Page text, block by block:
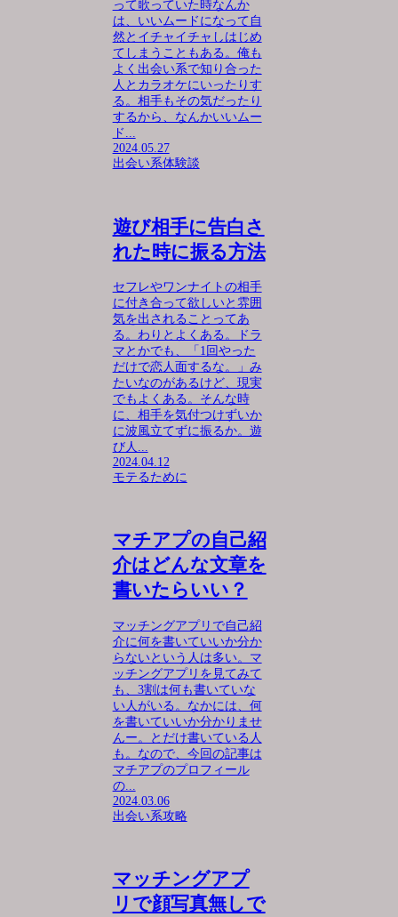
って歌っていた時なんか
は、いいムードになって自
然とイチャイチャしはじめ
てしまうこともある。俺も
よく出会い系で知り合った
人とカラオケにいったりす
る。相手もその気だったり
するから、なんかいいムー
ド...
2024.05.27
出会い系体験談
遊び相手に告白さ
れた時に振る方法
セフレやワンナイトの相手
に付き合って欲しいと雰囲
気を出されることってあ
る。わりとよくある。ドラ
マとかでも、「1回やった
だけで恋人面するな。」み
たいなのがあるけど、現実
でもよくある。そんな時
に、相手を気付つけずいか
に波風立てずに振るか。遊
び人...
2024.04.12
モテるために
マチアプの自己紹
介はどんな文章を
書いたらいい？
マッチングアプリで自己紹
介に何を書いていいか分か
らないという人は多い。マ
ッチングアプリを見てみて
も、3割は何も書いていな
い人がいる。なかには、何
を書いていいか分かりませ
んー。とだけ書いている人
も。なので、今回の記事は
マチアプのプロフィール
の...
2024.03.06
出会い系攻略
マッチングアプ
リで顔写真無しで